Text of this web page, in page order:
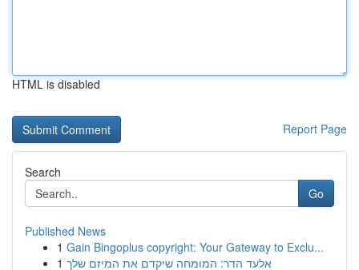
HTML is disabled
Report Page
Search
Go
Published News
1 Gain Bingoplus copyright: Your Gateway to Exclu...
1 אלעד הדר: המומחה שיקדם את המיזם שלך